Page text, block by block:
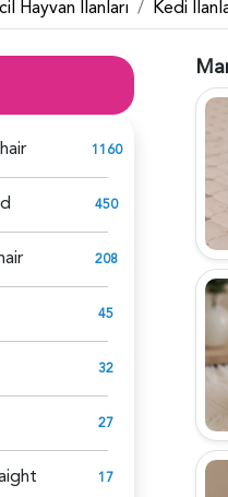
Hayvan İlanları Kedi
1160
450
208
45
32
27
17